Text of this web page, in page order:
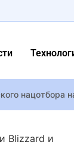
нацотбора
Нави: первые
Blizzard и